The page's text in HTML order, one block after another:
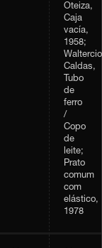
Oteiza,
Caja
vacía,
1958;
Waltercio
Caldas,
Tubo
de
ferro
/
Copo
de
leite;
Prato
comum
com
elástico,
1978